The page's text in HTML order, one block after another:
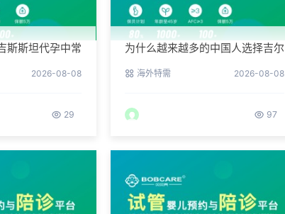
斯斯坦代孕中常
2026-08-08
29
为什么越来越多的中国人选择吉尔
海外特需 2026-08-08
97